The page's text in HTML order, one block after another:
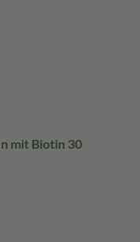
mit Biotin 30